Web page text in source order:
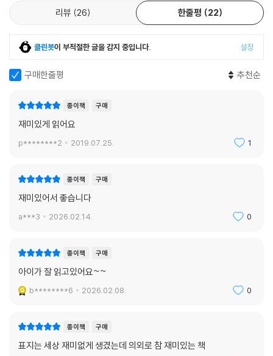
리뷰 26 한줄평 22
클린봇이 부적절한 글을 감지 중입니다. 설정
구매한줄평 추천순
종이책 구매
재미있게 읽어요
p********2 2019.07.25. 1
종이책 구매
재미있어서 좋습니다
a***3 2026.02.14. 0
종이책 구매
아이가 잘 읽고있어요~~
b********6 2026.02.08. 0
종이책 구매
표지는 세상 재미없게 생겼는데 의외로 참 재미있는 책